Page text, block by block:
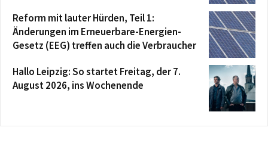
Reform mit lauter Hürden, Teil 1:
Änderungen im Erneuerbare-Energien-
Gesetz (EEG) treffen auch die Verbraucher
Hallo Leipzig: So startet Freitag, der 7.
August 2026, ins Wochenende